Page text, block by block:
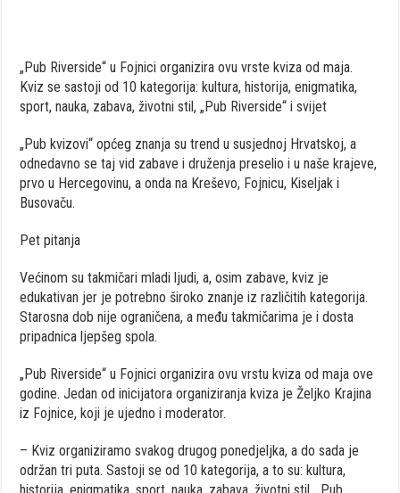
„Pub Riverside“ u Fojnici organizira ovu vrste kviza od maja.
Kviz se sastoji od 10 kategorija: kultura, historija, enigmatika,
sport, nauka, zabava, životni stil, „Pub Riverside“ i svijet
„Pub kvizovi“ općeg znanja su trend u susjednoj Hrvatskoj, a
odnedavno se taj vid zabave i druženja preselio i u naše krajeve,
prvo u Hercegovinu, a onda na Kreševo, Fojnicu, Kiseljak i
Busovaču.
Pet pitanja
Većinom su takmičari mladi ljudi, a, osim zabave, kviz je
edukativan jer je potrebno široko znanje iz različitih kategorija.
Starosna dob nije ograničena, a među takmičarima je i dosta
pripadnica ljepšeg spola.
„Pub Riverside“ u Fojnici organizira ovu vrstu kviza od maja ove
godine. Jedan od inicijatora organiziranja kviza je Željko Krajina
iz Fojnice, koji je ujedno i moderator.
– Kviz organiziramo svakog drugog ponedjeljka, a do sada je
održan tri puta. Sastoji se od 10 kategorija, a to su: kultura,